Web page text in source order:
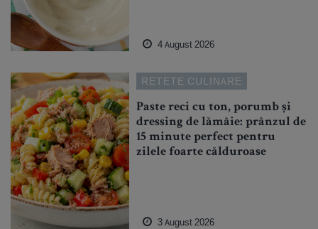
4 August 2026
RETETE CULINARE
Paste reci cu ton, porumb și
dressing de lămâie: prânzul de
15 minute perfect pentru
zilele foarte călduroase
3 August 2026